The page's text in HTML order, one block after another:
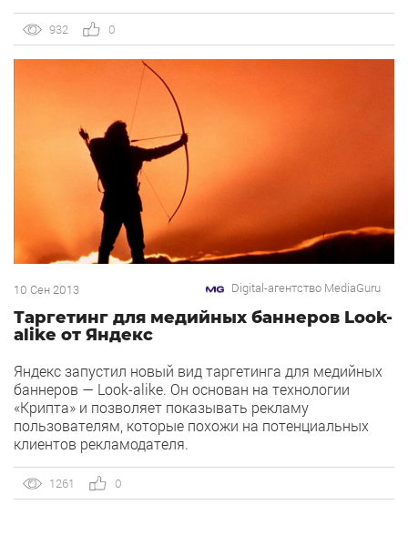
932 0
10 Сен 2013 Digital-агентство MediaGuru
Таргетинг для медийных баннеров Look-
alike от Яндекс
Яндекс запустил новый вид таргетинга для медийных
баннеров — Look-alike. Он основан на технологии
«Крипта» и позволяет показывать рекламу
пользователям, которые похожи на потенциальных
клиентов рекламодателя.
1261 0